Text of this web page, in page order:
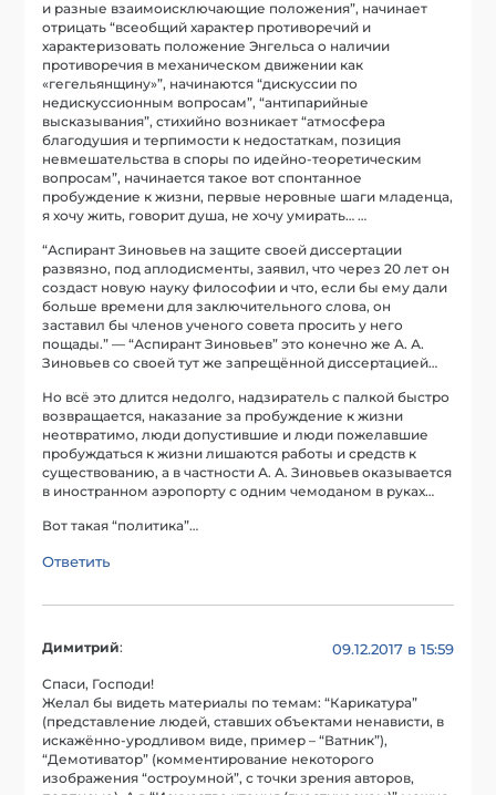
и разные взаимоисключающие положения”, начинает
отрицать “всеобщий характер противоречий и
характеризовать положение Энгельса о наличии
противоречия в механическом движении как
«гегельянщину»”, начинаются “дискуссии по
недискуссионным вопросам”, “антипарийные
высказывания”, стихийно возникает “атмосфера
благодушия и терпимости к недостаткам, позиция
невмешательства в споры по идейно-теоретическим
вопросам”, начинается такое вот спонтанное
пробуждение к жизни, первые неровные шаги младенца,
я хочу жить, говорит душа, не хочу умирать… …
“Аспирант Зиновьев на защите своей диссертации
развязно, под аплодисменты, заявил, что через 20 лет он
создаст новую науку философии и что, если бы ему дали
больше времени для заключительного слова, он
заставил бы членов ученого совета просить у него
пощады.” — “Аспирант Зиновьев” это конечно же А. А.
Зиновьев со своей тут же запрещённой диссертацией…
Но всё это длится недолго, надзиратель с палкой быстро
возвращается, наказание за пробуждение к жизни
неотвратимо, люди допустившие и люди пожелавшие
пробуждаться к жизни лишаются работы и средств к
существованию, а в частности А. А. Зиновьев оказывается
в иностранном аэропорту с одним чемоданом в руках…
Вот такая “политика”…
Ответить
Димитрий: 09.12.2017 в 15:59
Спаси, Господи!
Желал бы видеть материалы по темам: “Карикатура”
(представление людей, ставших объектами ненависти, в
искажённо-уродливом виде, пример – “Ватник”),
“Демотиватор” (комментирование некоторого
изображения “остроумной”, с точки зрения авторов,